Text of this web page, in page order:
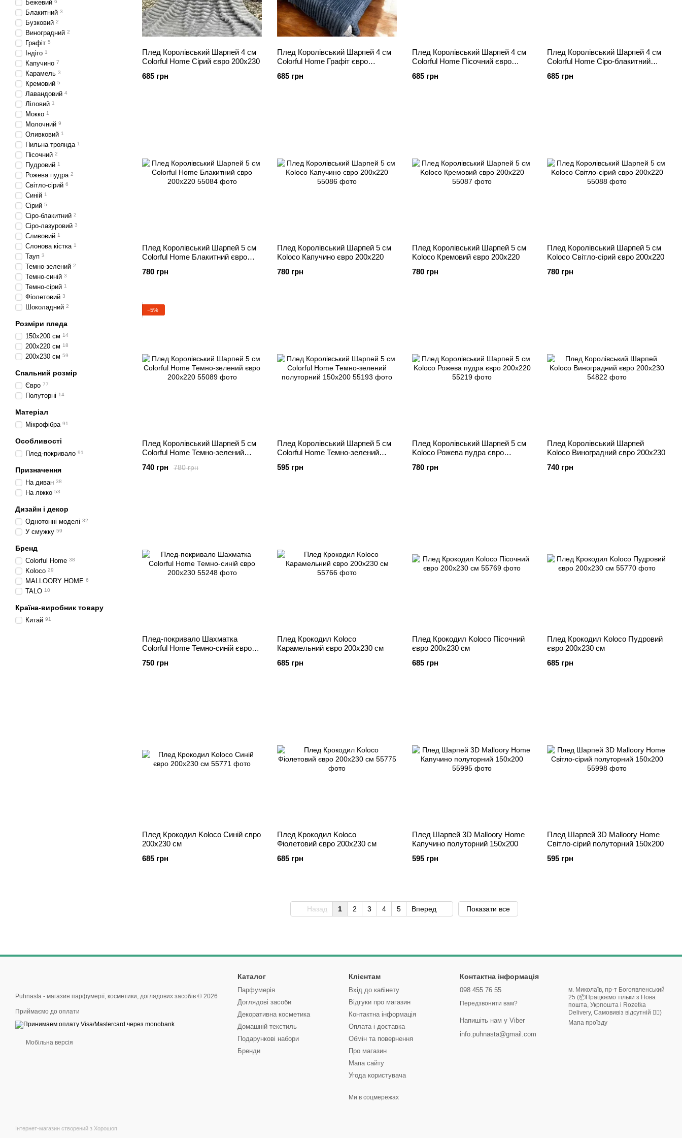
Плед Королівський Шарпей 4 см
Colorful Home Сірий євро 200х230
685 грн
Плед Королівський Шарпей 4 см
Colorful Home Графіт євро
685 грн
Плед Королівський Шарпей 4 см
Colorful Home Пісочний євро
685 грн
Плед Королівський Шарпей 4 см
Colorful Home Сіро-блакитний
685 грн
Плед Королівський Шарпей 5 см
Colorful Home Блакитний євро
780 грн
Плед Королівський Шарпей 5 см
Koloco Капучино євро 200х220
780 грн
Плед Королівський Шарпей 5 см
Koloco Кремовий євро 200х220
780 грн
Плед Королівський Шарпей 5 см
Koloco Світло-сірий євро 200х220
780 грн
−5%
Плед Королівський Шарпей 5 см
Colorful Home Темно-зелений
780 грн
740 грн
Плед Королівський Шарпей 5 см
Colorful Home Темно-зелений
595 грн
Плед Королівський Шарпей 5 см
Koloco Рожева пудра євро
780 грн
Плед Королівський Шарпей
Koloco Виноградний євро 200х230
740 грн
Плед-покривало Шахматка
Colorful Home Темно-синій євро
750 грн
Плед Крокодил Koloco
Карамельний євро 200х230 см
685 грн
Плед Крокодил Koloco Пісочний
євро 200х230 см
685 грн
Плед Крокодил Koloco Пудровий
євро 200х230 см
685 грн
Плед Крокодил Koloco Синій євро
200х230 см
685 грн
Плед Крокодил Koloco
Фіолетовий євро 200х230 см
685 грн
Плед Шарпей 3D Malloory Home
Капучино полуторний 150х200
595 грн
Плед Шарпей 3D Malloory Home
Світло-сірий полуторний 150х200
595 грн
Назад 1 2 3 4 5 Вперед Показати все
Бежевий 6
Блакитний 3
Бузковий 2
Виноградний 2
Графіт 5
Індіго 1
Капучино 7
Карамель 3
Кремовий 5
Лавандовий 4
Ліловий 1
Мокко 1
Молочний 9
Оливковий 1
Пильна троянда 1
Пісочний 2
Пудровий 1
Рожева пудра 2
Світло-сірий 6
Синій 1
Сірий 5
Сіро-блакитний 2
Сіро-лазуровий 3
Сливовий 1
Слонова кістка 1
Тауп 3
Темно-зелений 2
Темно-синій 3
Темно-сірий 1
Фіолетовий 3
Шоколадний 2
Розміри пледа
150х200 см 14
200х220 см 18
200х230 см 59
Спальний розмір
Євро 77
Полуторні 14
Матеріал
Мікрофібра 91
Особливості
Плед-покривало 91
Призначення
На диван 38
На ліжко 53
Дизайн і декор
Однотонні моделі 32
У смужку 59
Бренд
Colorful Home 38
Koloco 29
MALLOORY HOME 6
TALO 10
Країна-виробник товару
Китай 91
Puhnasta - магазин парфумерії, косметики, доглядових засобів © 2026
Приймаємо до оплати
Мобільна версія
Інтернет-магазин створений з Хорошоп
Каталог
Парфумерія
Доглядові засоби
Декоративна косметика
Домашній текстиль
Подарункові набори
Бренди
Клієнтам
Вхід до кабінету
Відгуки про магазин
Контактна інформація
Оплата і доставка
Обмін та повернення
Про магазин
Мапа сайту
Угода користувача
Ми в соцмережах
Контактна інформація
098 455 76 55
Передзвонити вам?
Напишіть нам у Viber
info.puhnasta@gmail.com
м. Миколаїв, пр-т Богоявленський
25 (📦Працюємо тільки з Нова
пошта, Укрпошта і Rozetka
Delivery, Самовивіз відсутній 🙅‍♀️)
Мапа проїзду